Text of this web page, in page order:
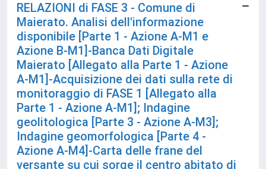
RELAZIONI di FASE 3 - Comune di
Maierato. Analisi dell'informazione
disponibile [Parte 1 - Azione A-M1 e
Azione B-M1]-Banca Dati Digitale
Maierato [Allegato alla Parte 1 - Azione
A-M1]-Acquisizione dei dati sulla rete di
monitoraggio di FASE 1 [Allegato alla
Parte 1 - Azione A-M1]; Indagine
geolitologica [Parte 3 - Azione A-M3];
Indagine geomorfologica [Parte 4 -
Azione A-M4]-Carta delle frane del
versante su cui sorge il centro abitato di